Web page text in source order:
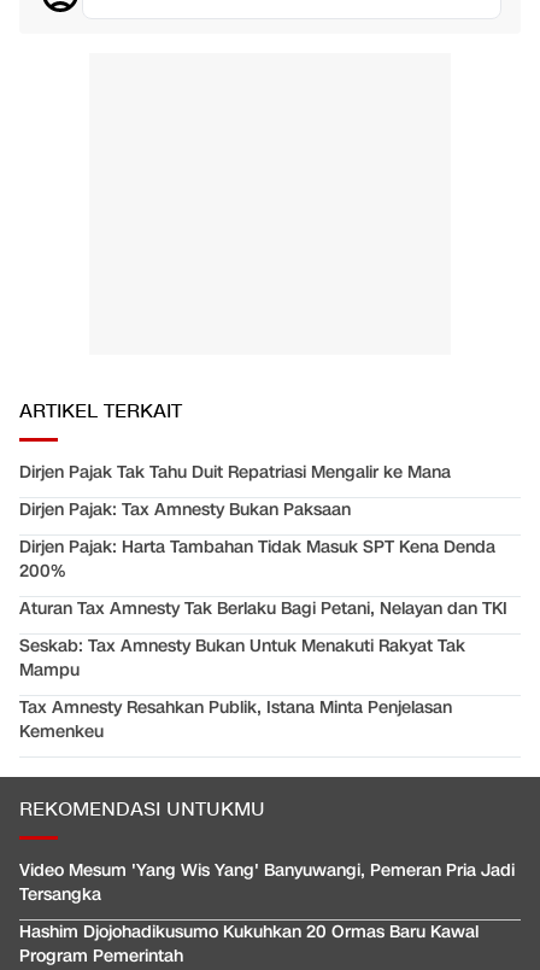
ARTIKEL TERKAIT
Dirjen Pajak Tak Tahu Duit Repatriasi Mengalir ke Mana
Dirjen Pajak: Tax Amnesty Bukan Paksaan
Dirjen Pajak: Harta Tambahan Tidak Masuk SPT Kena Denda
200%
Aturan Tax Amnesty Tak Berlaku Bagi Petani, Nelayan dan TKI
Seskab: Tax Amnesty Bukan Untuk Menakuti Rakyat Tak
Mampu
Tax Amnesty Resahkan Publik, Istana Minta Penjelasan
Kemenkeu
REKOMENDASI UNTUKMU
Video Mesum 'Yang Wis Yang' Banyuwangi, Pemeran Pria Jadi
Tersangka
Hashim Djojohadikusumo Kukuhkan 20 Ormas Baru Kawal
Program Pemerintah